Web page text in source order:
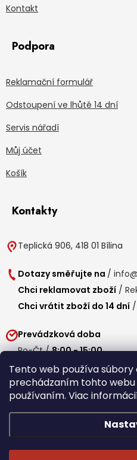
Tento web používa súbory
prechádzaním tohto webu
používaním. Viac
Kontakt
Podpora
Reklamační formulář
Odstoupení ve lhůtě 14 dní
Servis nářadí
Můj účet
Košík
Kontakty
Teplická 906, 418 01 Bílina
Dotazy směřujte na /
Chci reklamovat zboží /
Chci vrátit zboží do 14 dní /
Prevádzková doba
Po-Čt /8:00 - 15:00
Pá / 7:30 - 14:30
Obedňajšia prestávka /
Copyright 2026